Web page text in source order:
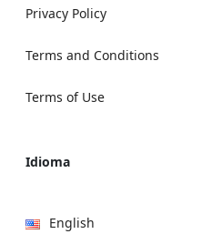
Privacy Policy
Terms and Conditions
Terms of Use
Idioma
English